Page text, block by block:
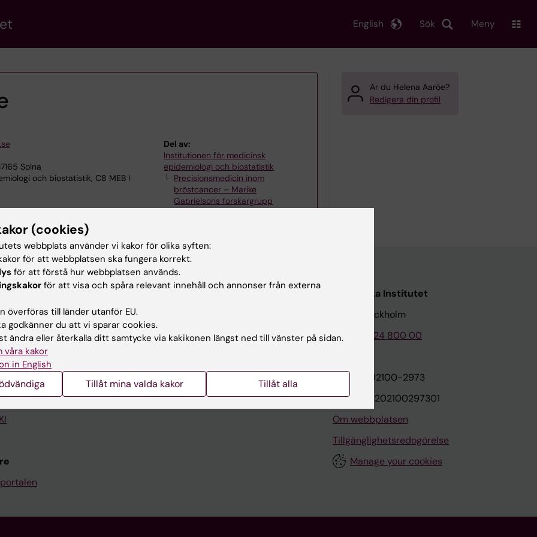
Sök
English Meny
Solna
och biostatistik, C8 MEB I
Del av:
Institutionen för medicinsk
epidemiologi och biostatistik
Precisionsmedicin inom
bröstcancer – Marike
Gabrielsons forskargrupp
Är du Helena Aaröe?
Redigera din profil
Stöd forskning och utbildning
Karolinska Institutet Innovation
Kontakta presstjänsten
Karolinska Institutet
171 77 Stockholm
Tel: 08-524 800 00
Org.nr: 202100-2973
VAT.nr: SE202100297301
Om webbplatsen
Tillgänglighetsredogörelse
Manage your cookies
(cookies)
webbplats använder vi kakor för olika syften:
för att webbplatsen ska fungera korrekt.
för att förstå hur webbplatsen används.
för att visa och spåra relevant innehåll och annonser från externa
överföras till länder utanför EU.
godkänner du att vi sparar cookies.
ändra eller återkalla ditt samtycke via kakikonen längst ned till vänster på sidan.
våra kakor
in English
Tillåt mina valda kakor Tillåt alla